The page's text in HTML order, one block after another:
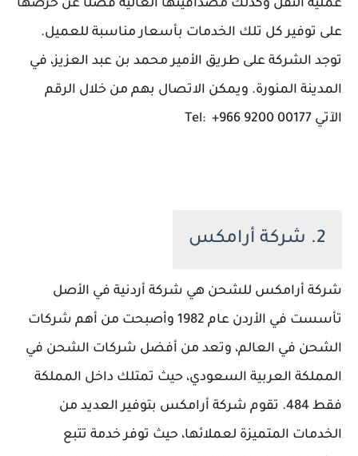
عملية النقل وكذلك مصداقيتها العالية فضلًا عن حرصها
على توفير كل تلك الخدمات بأسعار مناسبة للعميل.
توجد الشركة على طريق الأمير محمد بن عبد العزيز، في
المدينة المنورة. ويمكن الاتصال بهم من خلال الرقم
الآتي Tel: +966 9200 00177
2. شركة أرامكس
شركة أرامكس للشحن هي شركة أردنية في الأصل
تأسست في الأردن عام 1982 وأصبحت من أهم شركات
الشحن في العالم، وتعد من أفضل شركات الشحن في
المملكة العربية السعودي، حيث تمتلك داخل المملكة
فقط 484. تقوم شركة أرامكس بتوفير العديد من
الخدمات المتميزة لعملائها، حيث توفر خدمة تتبع